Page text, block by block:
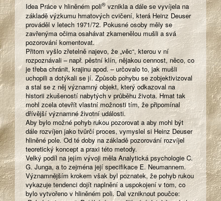
Idea Práce v hliněném poli®vznikla a dále se vyvíjela na
základě výzkumu hmatových cvičení, která Heinz Deuser
prováděl v letech 1971/72. Pokusné osoby měly se
zavřenýma očima osahávat zkamenělou mušli a svá
pozorování komentovat.
Přitom vyšlo zřetelně najevo, že „věc“, kterou v ní
rozpoznávali – např. pěstní klín, nějakou cennost, něco, co
je třeba chránit, krajinu apod. – určovalo to, jak mušli
uchopili a dotýkali se jí. Způsob pohybu se zobjektivizoval
a stal se z něj významný objekt, který odkazoval na
historii zkušeností nabytých v průběhu života. Hmat tak
mohl zcela otevřít vlastní možnosti tím, že připomínal
dřívější významné životní události.
Aby bylo možné pohyb rukou pozorovat a aby mohl být
dále rozvíjen jako tvůrčí proces, vymyslel si Heinz Deuser
hliněné pole. Od té doby na základě pozorování rozvíjel
teoretický koncept a praxi této metody.
Velký podíl na jejím vývoji měla Analytická psychologie C.
G. Junga, a to zejména její specifikace E. Neumannem.
Významnějším krokem však byl poznatek, že pohyb rukou
vykazuje tendenci dojít naplnění a uspokojení v tom, co
bylo vytvořeno v hliněném poli. Dal vzniknout poučce: